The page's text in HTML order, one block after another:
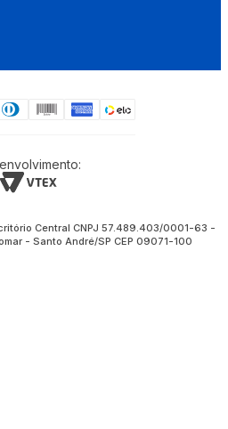
Central CNPJ 57.489.403/0001-63 -
- Santo André/SP CEP 09071-100